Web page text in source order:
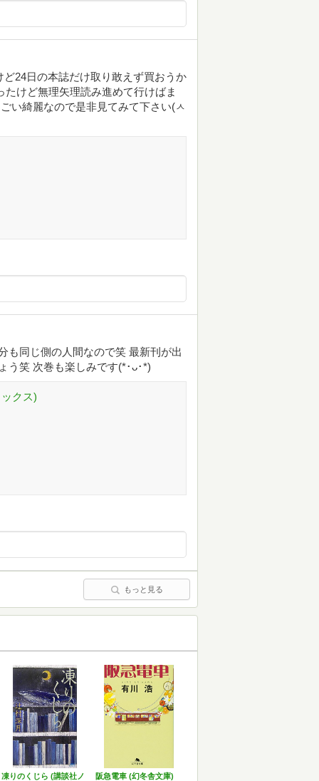
24日の本誌だけ取り敢えず買おうか
けど無理矢理読み進めて行けばま
も同じ側の人間なので笑 最新刊が出
う笑 次巻も楽しみです(*･ᴗ･*)
クス)
もっと見る
凍りのくじら (講談社ノ
阪急電車 (幻冬舎文庫)